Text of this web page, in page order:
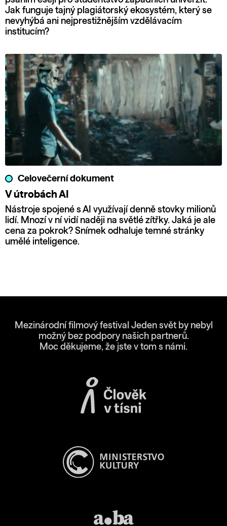
Jak funguje tajný plagiátorský ekosystém, který se
nevyhýbá ani nejprestižnějším vzdělávacím
institucím?
Celovečerní dokument
V útrobách AI
Nástroje spojené s AI využívají denně stovky milionů
lidí. Mnozí v ní vidí naději na světlé zítřky. Jaká je ale
cena za pokrok? Snímek odhaluje temné stránky
umělé inteligence.
Mezinárodní filmový festival Jeden svět by nebyl
možný bez podpory našich partnerů.
Moc děkujeme, že jste v tom s námi.